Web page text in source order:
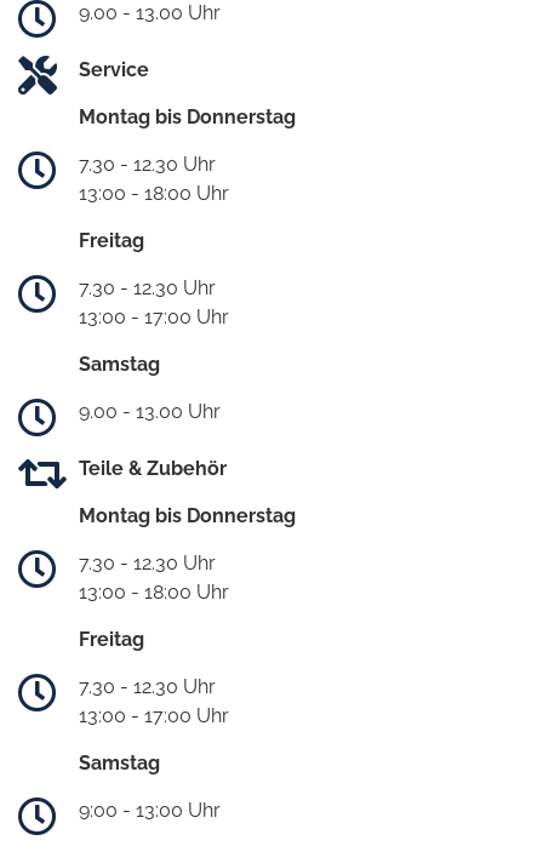
9.00 - 13.00 Uhr
Service
Montag bis Donnerstag
7.30 - 12.30 Uhr
13:00 - 18:00 Uhr
Freitag
7.30 - 12.30 Uhr
13:00 - 17:00 Uhr
Samstag
9.00 - 13.00 Uhr
Teile & Zubehör
Montag bis Donnerstag
7.30 - 12.30 Uhr
13:00 - 18:00 Uhr
Freitag
7.30 - 12.30 Uhr
13:00 - 17:00 Uhr
Samstag
9:00 - 13:00 Uhr